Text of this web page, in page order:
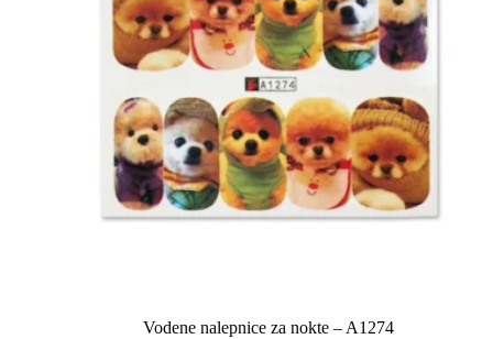
Vodene nalepnice za nokte – A1274